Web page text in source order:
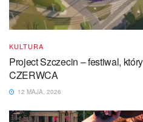
KULTURA
Project Szczecin – festiwal,
CZERWCA
12 MAJA, 2026